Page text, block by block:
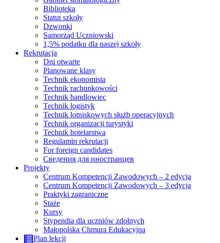
Biblioteka
Statut szkoły
Dzwonki
Samorząd Uczniowski
1,5% podatku dla naszej szkoły
Rekrutacja
Dni otwarte
Planowane klasy
Technik ekonomista
Technik rachunkowości
Technik handlowiec
Technik logistyk
Technik lotniskowych służb operacyjnych
Technik organizacji turystyki
Technik hotelarstwa
Regulamin rekrutacji
For foreign candidates
Сведения для иностранцев
Projekty
Centrum Kompetencji Zawodowych – 2 edycja
Centrum Kompetencji Zawodowych – 3 edycja
Praktyki zagraniczne
Staże
Kursy
Stypendia dla uczniów zdolnych
Małopolska Chmura Edukacyjna
Plan lekcji